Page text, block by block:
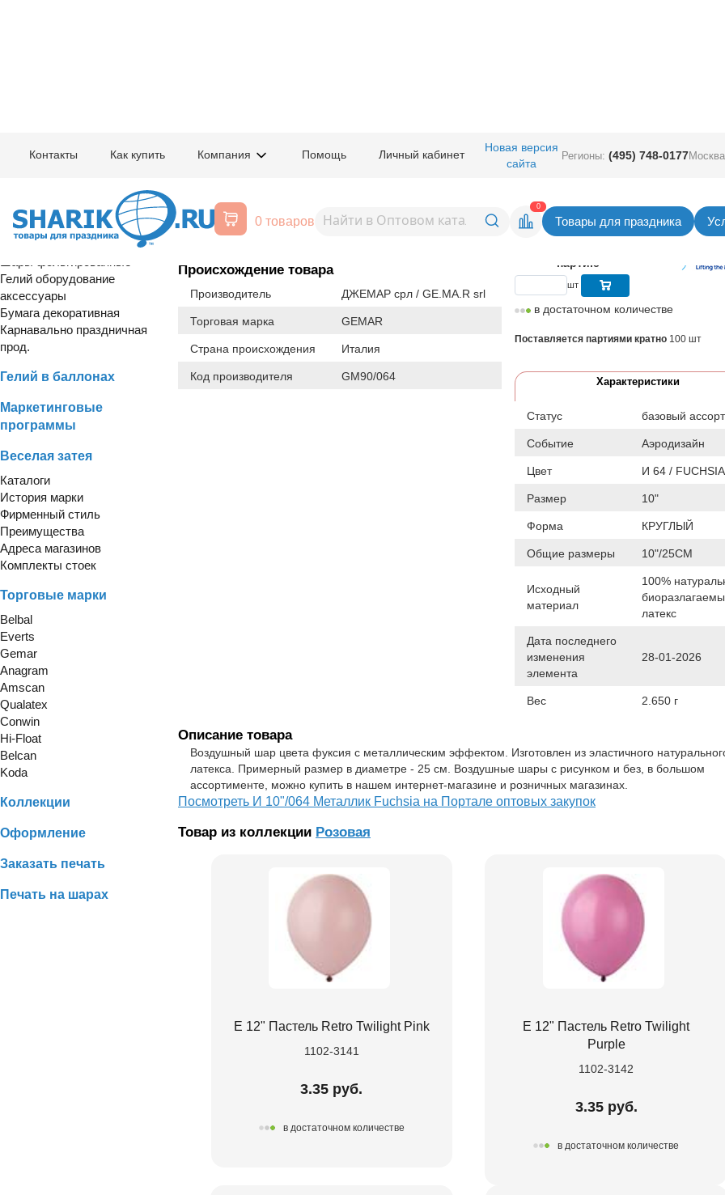
Контакты Как купить Компания Помощь Личный кабинет
Новая версия
сайта
Регионы: (495) 748-0177
0 товаров
0
Товары для праздника
Расширенный поиск
Шары латексные
Гелий оборудование
аксессуары
Бумага декоративная
Карнавально праздничная
прод.
Гелий в баллонах
Маркетинговые
программы
Веселая затея
Каталоги
История марки
Фирменный стиль
Преимущества
Адреса магазинов
Комплекты стоек
Торговые марки
Belbal
Everts
Gemar
Anagram
Amscan
Qualatex
Conwin
Hi-Float
Belcan
Koda
Коллекции
Оформление
Заказать печать
Печать на шарах
1102-0810 Вернуться в раздел Gemar 10"
Происхождение товара
Производитель ДЖЕМАР срл / GE.MA.R srl
Торговая марка GEMAR
Страна происхождения Италия
Код производителя GM90/064
5,86руб. за шт
партию
шт
в достаточном количестве
Поставляется партиями кратно 100 шт
Характеристики
Статус базовый
Событие Аэродизайн
Цвет И 64 / FUCHSIA
Размер 10"
Форма КРУГЛЫЙ
Общие размеры 10"/25СМ
Исходный
материал
100%
латекс
Дата последнего
изменения
элемента
28-01-2026
Вес 2.650 г
Описание товара
Воздушный шар цвета фуксия с металлическим эффектом. Изготовлен из эластичного
латекса. Примерный размер в диаметре - 25 см. Воздушные шары с рисунком и без, в большом
ассортименте, можно купить в нашем интернет-магазине и розничных магазинах.
Посмотреть И 10"/064 Металлик Fuchsia на Портале оптовых закупок
Товар из коллекции Розовая
Е 12" Пастель Retro Twilight Pink
1102-3141
3.35 руб.
в достаточном количестве
Е 12" Пастель Retro Twilight
Purple
1102-3142
3.35 руб.
в достаточном количестве